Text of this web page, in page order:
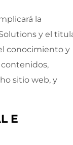
la
y el
conocimiento y
sitio web, y
E